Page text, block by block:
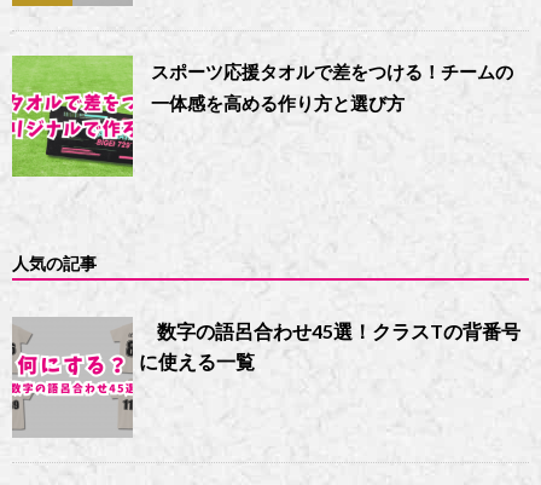
スポーツ応援タオルで差をつける！チームの
一体感を高める作り方と選び方
人気の記事
数字の語呂合わせ45選！クラスTの背番号
に使える一覧